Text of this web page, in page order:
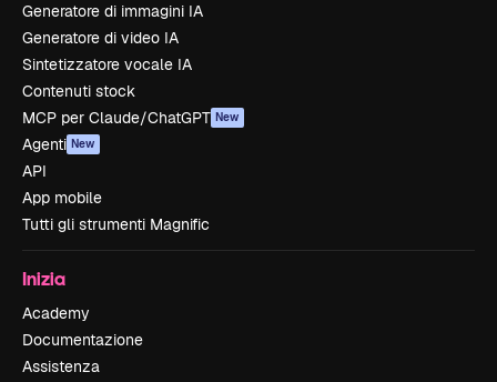
Generatore di immagini IA
Generatore di video IA
Sintetizzatore vocale IA
Contenuti stock
MCP per Claude/ChatGPT New
Agenti New
API
App mobile
Tutti gli strumenti Magnific
Inizia
Academy
Documentazione
Assistenza